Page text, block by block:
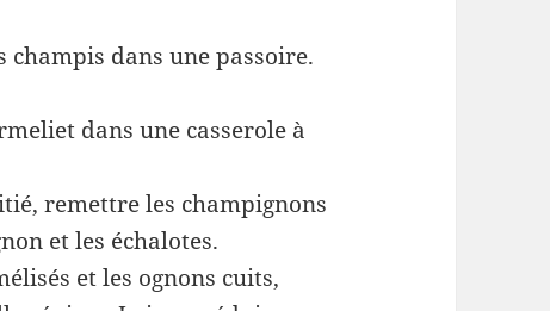
dans une passoire.
dans une casserole à
remettre les champignons
et les échalotes.
et les ognons cuits,